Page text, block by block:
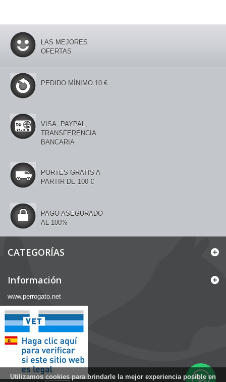
Utilizamos cookies para brindarle la mejor experiencia posible en
LAS MEJORES
OFERTAS
PEDIDO MÍNIMO 10 €
VISA, PAYPAL,
TRANSFERENCIA
BANCARIA
PORTES GRATIS A
PARTIR DE 100 €
PAGO ASEGURADO
AL 100%
CATEGORÍAS
Información
www.perrogato.net